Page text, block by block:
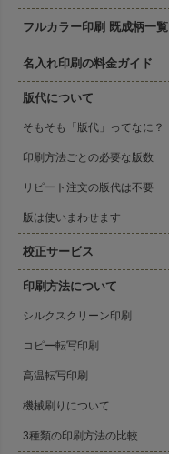
フルカラー印刷 既成柄一覧
名入れ印刷の料金ガイド
版代について
そもそも「版代」ってなに？
印刷方法ごとの必要な版数
リピート注文の版代は不要
版は使いまわせます
校正サービス
印刷方法について
シルクスクリーン印刷
コピー転写印刷
高温転写印刷
機械刷りについて
3種類の印刷方法の比較